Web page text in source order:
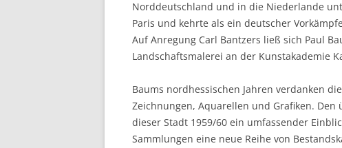
Norddeutschland und in die Niederlande
Paris und kehrte als ein deutscher
Auf Anregung Carl Bantzers ließ sich Paul
Landschaftsmalerei an der Kunstakademie
Baums nordhessischen Jahren verdanken
Zeichnungen, Aquarellen und Grafiken.
dieser Stadt 1959/60 ein umfassender
Sammlungen eine neue Reihe von